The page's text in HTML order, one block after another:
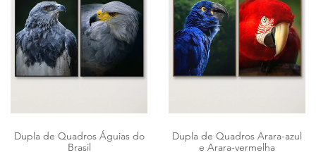
Dupla de Quadros Águias do
Brasil
Dupla de Quadros Arara-azul
e Arara-vermelha